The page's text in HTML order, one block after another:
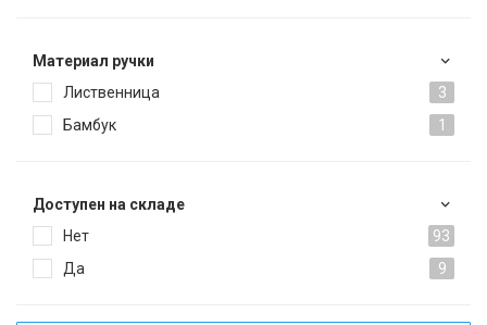
Материал ручки
Лиственница
3
Бамбук
1
Доступен на складе
Нет
93
Да
9